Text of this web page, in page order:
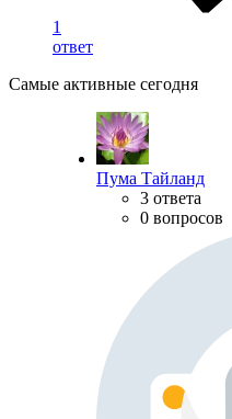
1
ответ
Самые активные сегодня
Пума Тайланд
3 ответа
0 вопросов